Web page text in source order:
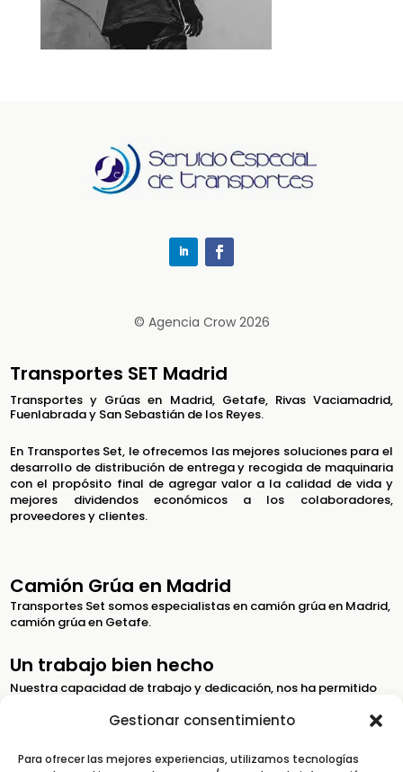
Gestionar consentimiento
Para ofrecer las mejores experiencias, utilizamos tecnologías
© Agencia Crow 2026
Transportes SET Madrid
Transportes y Grúas en Madrid, Getafe, Rivas Vaciamadrid,
Fuenlabrada y San Sebastián de los Reyes.
En Transportes Set, le ofrecemos las mejores soluciones para el
desarrollo de distribución de entrega y recogida de maquinaria
con el propósito final de agregar valor a la calidad de vida y
mejores dividendos económicos a los colaboradores,
proveedores y clientes.
Camión Grúa en Madrid
Transportes Set somos especialistas en camión grúa en Madrid,
camión grúa en Getafe.
Un trabajo bien hecho
Nuestra capacidad de trabajo y dedicación, nos ha permitido